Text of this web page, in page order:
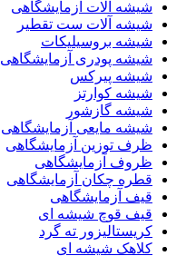
شیشه آلات آزمایشگاهی
شیشه آلات ست تقطیر
شیشه بروسیلیکات
شیشه پودری آزمایشگاهی
شیشه پیرکس
شیشه کوارتز
شیشه گازشور
شیشه مایعی آزمایشگاهی
ظرف توزین آزمایشگاهی
ظروف آزمایشگاهی
قطره چکان آزمایشگاهی
قیف آزمایشگاهی
قیف قوچ شیشه ای
کریستالیزور ته گرد
کلاهک شیشه ای